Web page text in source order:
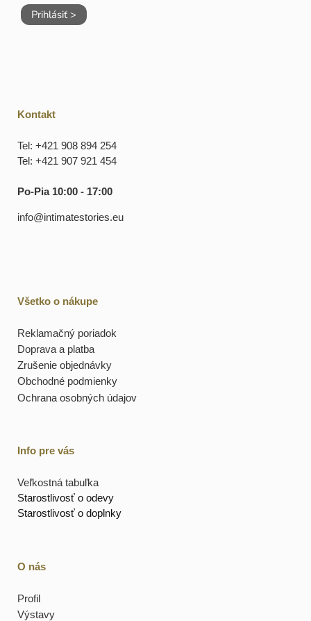
Prihlásiť >
Kontakt
Tel: +421 908 894 254
Tel: +421 907 921 454
Po-Pia 10:00 - 17:00
info@intimatestories.eu
Všetko o nákupe
Reklamačný poriadok
Doprava a platba
Zrušenie objednávky
Obchodné podmienky
Ochrana osobných údajov
Info pre vás
Veľkostná tabuľka
Starostlivosť o odevy
Starostlivosť o doplnky
O nás
Profil
Výstavy